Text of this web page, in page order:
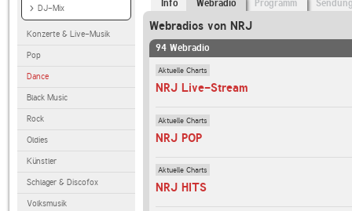
DJ-Mix
Konzerte & Live-Musik
Pop
Dance
Black Music
Rock
Oldies
Künstler
Schlager & Discofox
Volksmusik
Info Webradio Programm
Webradios von NRJ
94 Webradio
Aktuelle Charts
NRJ Live-Stream
Aktuelle Charts
NRJ POP
Aktuelle Charts
NRJ HITS